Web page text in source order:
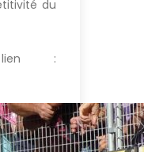
du
: